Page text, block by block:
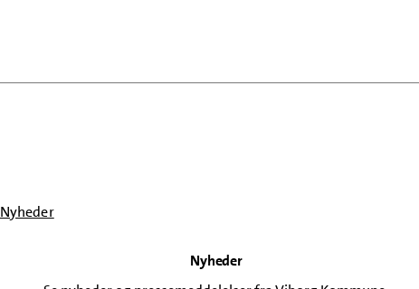
Nyheder
Nyhedersenest opdateret 27. juni 2026